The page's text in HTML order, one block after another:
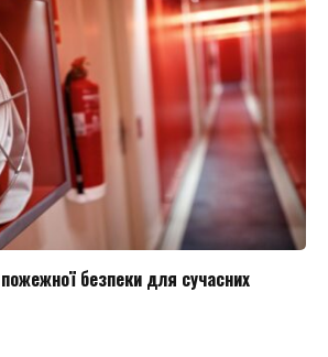
безпеки для сучасних